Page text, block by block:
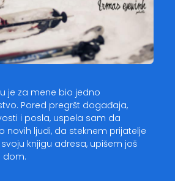
je za mene bio jedno
Pored pregršt događaja,
i posla, uspela sam da
novih ljudi, da steknem prijatelje
knjigu adresa, upišem još
dom.